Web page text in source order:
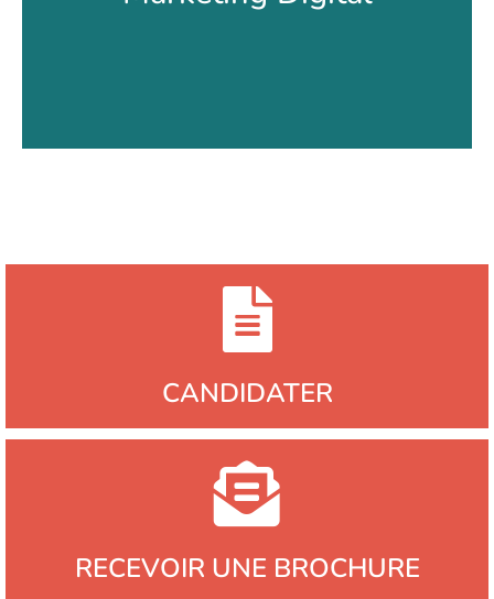
RNCP
CANDIDATER
RECEVOIR UNE BROCHURE